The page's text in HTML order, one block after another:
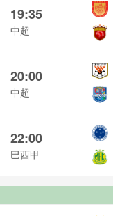
19:35
中超
20:00
中超
22:00
巴西甲